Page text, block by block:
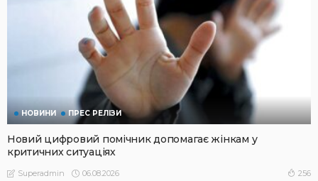
НОВИНИ ПРЕС РЕЛІЗИ
Новий цифровий помічник допомагає жінкам у
критичних ситуаціях
Superadmin 06.08.2026 256